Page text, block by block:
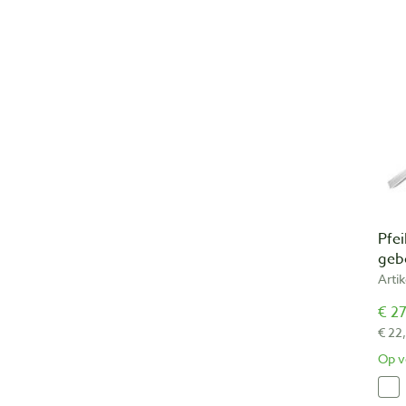
€
€
Op